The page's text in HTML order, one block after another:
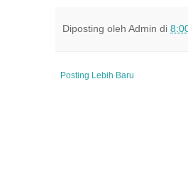
Diposting oleh Admin di
Posting Lebih Baru